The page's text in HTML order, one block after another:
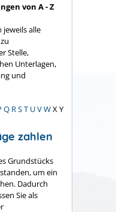
von A - Z
alle
Stelle,
Unterlagen,
und
Q RST UVWX Y
zahlen
Grundstücks
um ein
Dadurch
Sie als